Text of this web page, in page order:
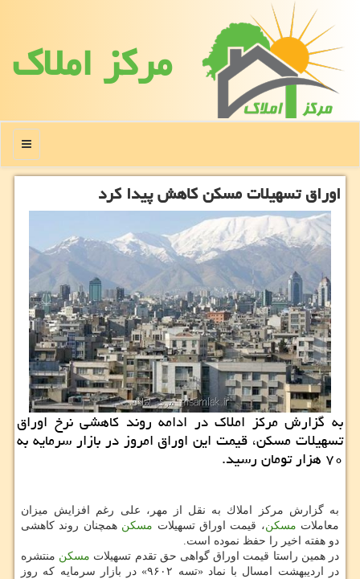
مركز املاك
منو
اوراق تسهیلات مسكن كاهش پیدا كرد
به گزارش مركز املاك در ادامه روند كاهشی نرخ اوراق
تسهیلات مسكن، قیمت این اوراق امروز در بازار سرمایه به
۷۰ هزار تومان رسید.
به گزارش مركز املاك به نقل از مهر، علی رغم افزایش میزان
معاملات مسكن، قیمت اوراق تسهیلات مسكن همچنان روند كاهشی
دو هفته اخیر را حفظ نموده است.
در همین راستا قیمت اوراق گواهی حق تقدم تسهیلات مسكن منتشره
در اردیبهشت امسال با نماد «تسه ۹۶۰۲» در بازار سرمایه كه روز